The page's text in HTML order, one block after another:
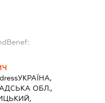
УКРАЇНА,
ОБЛ.,